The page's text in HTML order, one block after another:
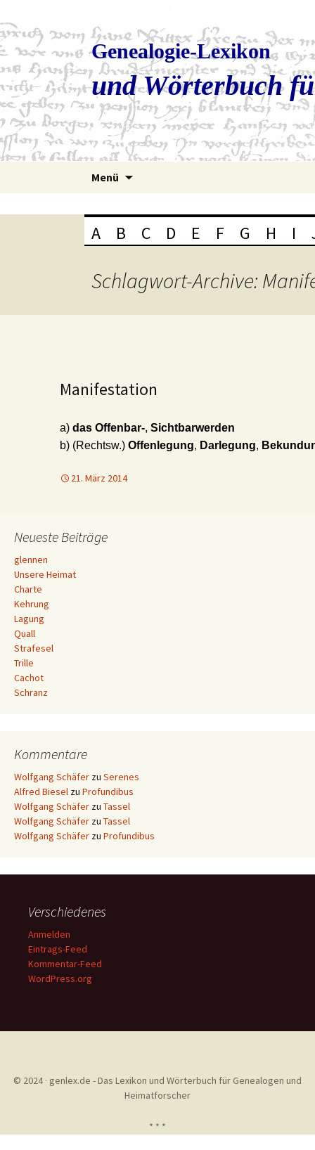
Genealogie-Lexikon
und Wörterbuch
Menü
A B C D E F G H I
Schlagwort-Archive:
Manifestation
a) das Offenbar-, Sichtbarwerden
b) (Rechtsw.) Offenlegung, Darlegung,
21. März 2014
Neueste Beiträge
glennen
Unsere Heimat
Charte
Kehrung
Lagung
Quall
Strafesel
Trille
Cachot
Schranz
Kommentare
Wolfgang Schäfer zu Serenes
Alfred Biesel zu Profundibus
Wolfgang Schäfer zu Tassel
Wolfgang Schäfer zu Tassel
Wolfgang Schäfer zu Profundibus
Verschiedenes
Anmelden
Eintrags-Feed
Kommentar-Feed
WordPress.org
© 2024 · genlex.de - Das Lexikon und Wörterbuch für Genealogen und
Heimatforscher
* * *